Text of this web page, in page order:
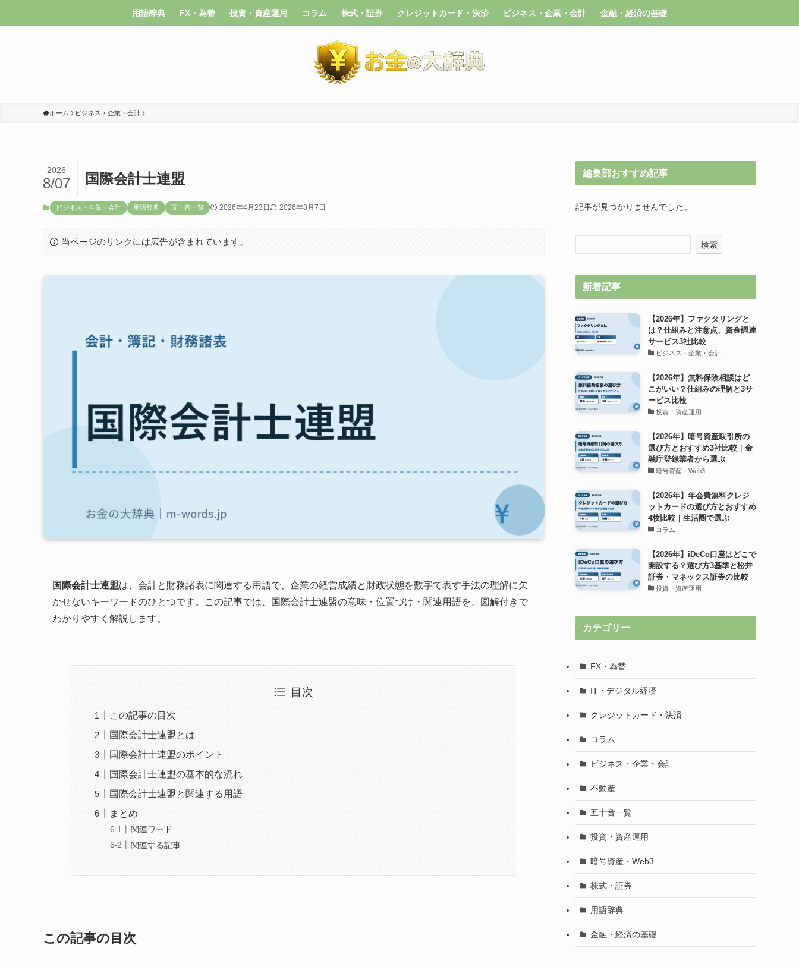
用語辞典 FX・為替 投資・資産運用 コラム 株式・証券 クレジットカード・決済 ビジネス・企業・会計 金融・経済の基礎
ホーム ビジネス・企業・会計
国際会計士連盟
2026
8/07
ビジネス・企業・会計 用語辞典 五十音一覧 2026年4月23日 2026年8月7日
当ページのリンクには広告が含まれています。
国際会計士連盟は、会計と財務諸表に関連する用語で、企業の経営成績と財政状態を数字で表す手法の理解に欠
かせないキーワードのひとつです。この記事では、国際会計士連盟の意味・位置づけ・関連用語を、図解付きで
わかりやすく解説します。
目次
この記事の目次
国際会計士連盟とは
国際会計士連盟のポイント
国際会計士連盟の基本的な流れ
国際会計士連盟と関連する用語
まとめ
関連ワード
関連する記事
この記事の目次
編集部おすすめ記事
記事が見つかりませんでした。
検索
新着記事
【2026年】ファクタリングと
は？仕組みと注意点、資金調達
サービス3社比較
ビジネス・企業・会計
【2026年】無料保険相談はど
こがいい？仕組みの理解と3サ
ービス比較
投資・資産運用
【2026年】暗号資産取引所の
選び方とおすすめ3社比較｜金
融庁登録業者から選ぶ
暗号資産・Web3
【2026年】年会費無料クレジ
ットカードの選び方とおすすめ
4枚比較｜生活圏で選ぶ
コラム
【2026年】iDeCo口座はどこで
開設する？選び方3基準と松井
証券・マネックス証券の比較
投資・資産運用
カテゴリー
FX・為替
IT・デジタル経済
クレジットカード・決済
コラム
ビジネス・企業・会計
不動産
五十音一覧
投資・資産運用
暗号資産・Web3
株式・証券
用語辞典
金融・経済の基礎